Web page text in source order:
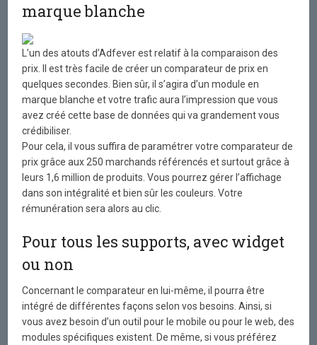
marque blanche
L’un des atouts d’Adfever est relatif à la comparaison des
prix. Il est très facile de créer un comparateur de prix en
quelques secondes. Bien sûr, il s’agira d’un module en
marque blanche et votre trafic aura l’impression que vous
avez créé cette base de données qui va grandement vous
crédibiliser.
Pour cela, il vous suffira de paramétrer votre comparateur de
prix grâce aux 250 marchands référencés et surtout grâce à
leurs 1,6 million de produits. Vous pourrez gérer l’affichage
dans son intégralité et bien sûr les couleurs. Votre
rémunération sera alors au clic.
Pour tous les supports, avec widget
ou non
Concernant le comparateur en lui-même, il pourra être
intégré de différentes façons selon vos besoins. Ainsi, si
vous avez besoin d’un outil pour le mobile ou pour le web, des
modules spécifiques existent. De même, si vous préférez